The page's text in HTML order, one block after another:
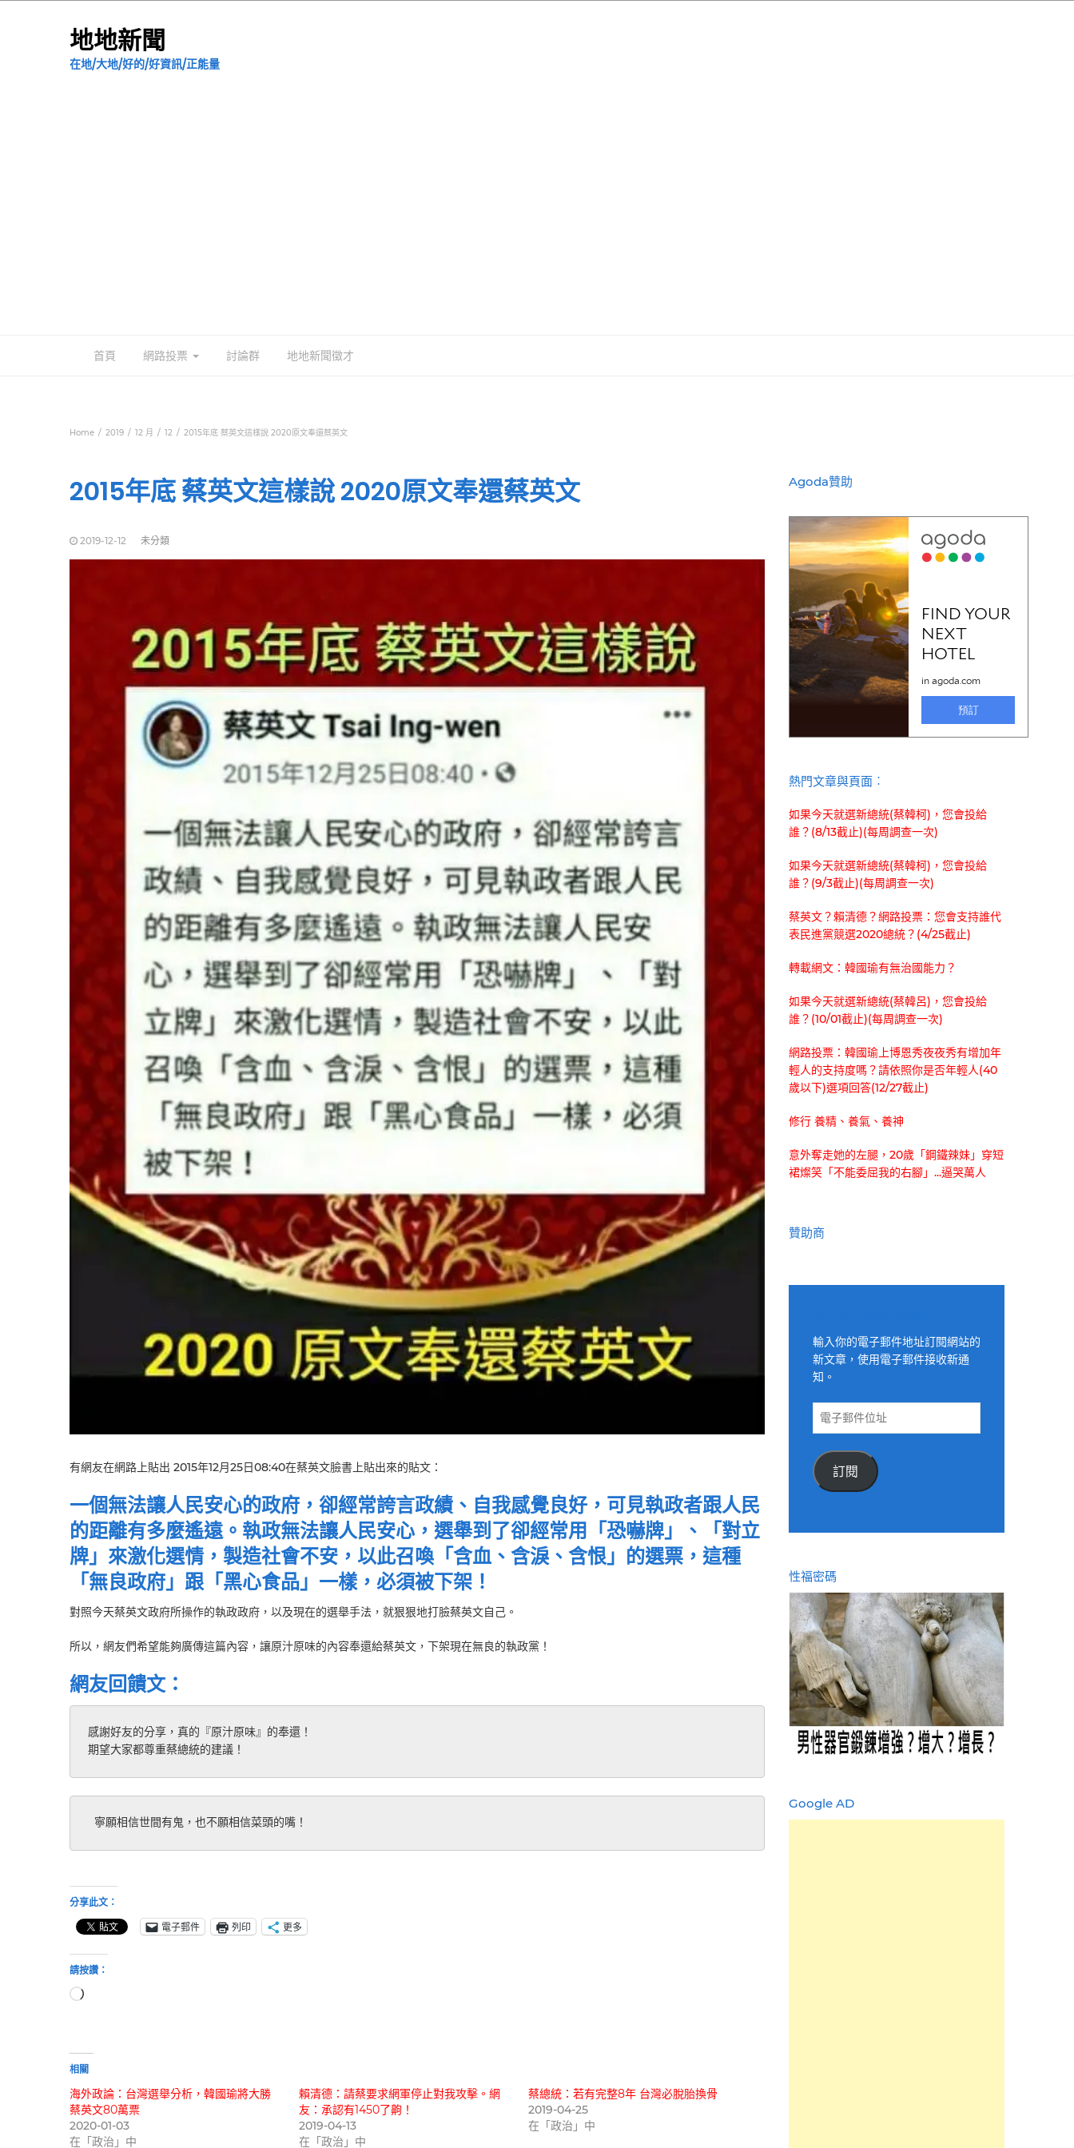
地地新聞
在地/大地/好的/好資訊/正能量
首頁 網路投票 討論群 地地新聞徵才
Home 2019 12 月 12 2015年底 蔡英文這樣說 2020原文奉還蔡英文
2015年底 蔡英文這樣說 2020原文奉還蔡英文
2019-12-12 未分類
有網友在網路上貼出 2015年12月25日08:40在蔡英文臉書上貼出來的貼文：
一個無法讓人民安心的政府，卻經常誇言政績、自我感覺良好，可見執政者跟人民
的距離有多麼遙遠。執政無法讓人民安心，選舉到了卻經常用「恐嚇牌」、「對立
牌」來激化選情，製造社會不安，以此召喚「含血、含淚、含恨」的選票，這種
「無良政府」跟「黑心食品」一樣，必須被下架！
對照今天蔡英文政府所操作的執政政府，以及現在的選舉手法，就狠狠地打臉蔡英文自己。
所以，網友們希望能夠廣傳這篇內容，讓原汁原味的內容奉還給蔡英文，下架現在無良的執政黨！
網友回饋文：
感謝好友的分享，真的『原汁原味』的奉還！
期望大家都尊重蔡總統的建議！
寧願相信世間有鬼，也不願相信菜頭的嘴！
分享此文：
電子郵件
列印 更多
請按讚：
正
相關
海外政論：台灣選舉分析，韓國瑜將大勝
蔡英文80萬票
2020-01-03
在「政治」中
賴清德：請蔡要求網軍停止對我攻擊。網
友：承認有1450了齁！
2019-04-13
在「政治」中
蔡總統：若有完整8年 台灣必脫胎換骨
2019-04-25
在「政治」中
Agoda贊助
熱門文章與頁面︰
如果今天就選新總統(蔡韓柯)，您會投給
誰？(8/13截止)(每周調查一次)
如果今天就選新總統(蔡韓柯)，您會投給
誰？(9/3截止)(每周調查一次)
蔡英文？賴清德？網路投票：您會支持誰代
表民進黨競選2020總統？(4/25截止)
轉載網文：韓國瑜有無治國能力？
如果今天就選新總統(蔡韓呂)，您會投給
誰？(10/01截止)(每周調查一次)
網路投票：韓國瑜上博恩秀夜夜秀有增加年
輕人的支持度嗎？請依照你是否年輕人(40
歲以下)選項回答(12/27截止)
修行 養精、養氣、養神
意外奪走她的左腿，20歲「鋼鐵辣妹」穿短
裙燦笑「不能委屈我的右腳」...逼哭萬人
贊助商
輸入你的電子郵件地址訂閱網站的
新文章，使用電子郵件接收新通
知。
電
件
位
訂閱
性福密碼
Google AD